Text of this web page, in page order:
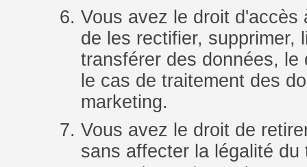
Vous avez le droit
de les rectifier, supprimer,
transférer des données,
le cas de traitement des
marketing.
Vous avez le droit de
sans affecter la légalité